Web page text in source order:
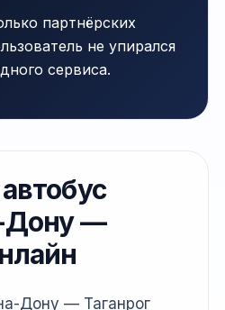
партнёрских
не упирался
сервиса.
Дону —
Дону — Таганрог